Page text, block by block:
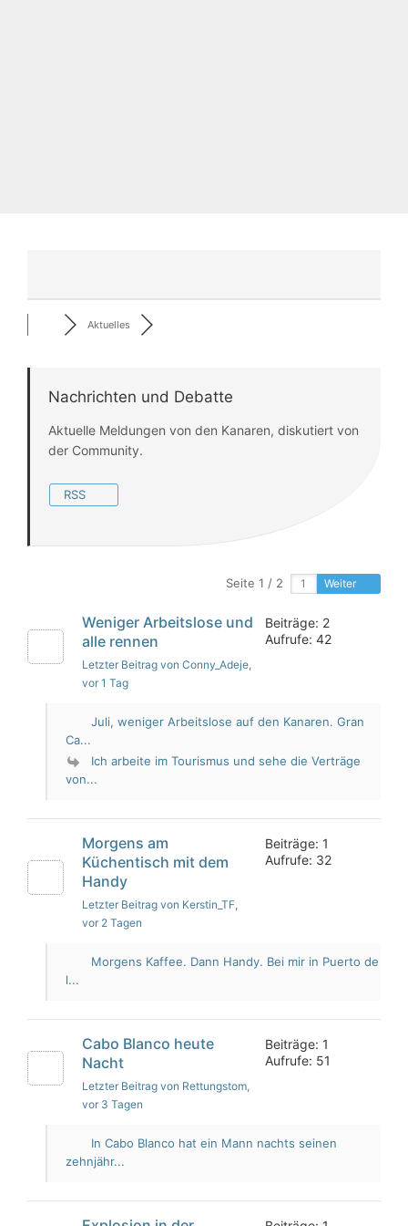
Aktuelles
Nachrichten und Debatte
Aktuelle Meldungen von den Kanaren, diskutiert von
der Community.
RSS
Seite 1 / 2 Weiter
Weniger Arbeitslose und
alle rennen
Letzter Beitrag von Conny_Adeje,
vor 1 Tag
Beiträge: 2
Aufrufe: 42
Juli, weniger Arbeitslose auf den Kanaren. Gran
Ca...
Ich arbeite im Tourismus und sehe die Verträge
von...
Morgens am
Küchentisch mit dem
Handy
Letzter Beitrag von Kerstin_TF,
vor 2 Tagen
Beiträge: 1
Aufrufe: 32
Morgens Kaffee. Dann Handy. Bei mir in Puerto de
l...
Cabo Blanco heute
Nacht
Letzter Beitrag von Rettungstom,
vor 3 Tagen
Beiträge: 1
Aufrufe: 51
In Cabo Blanco hat ein Mann nachts seinen
zehnjähr...